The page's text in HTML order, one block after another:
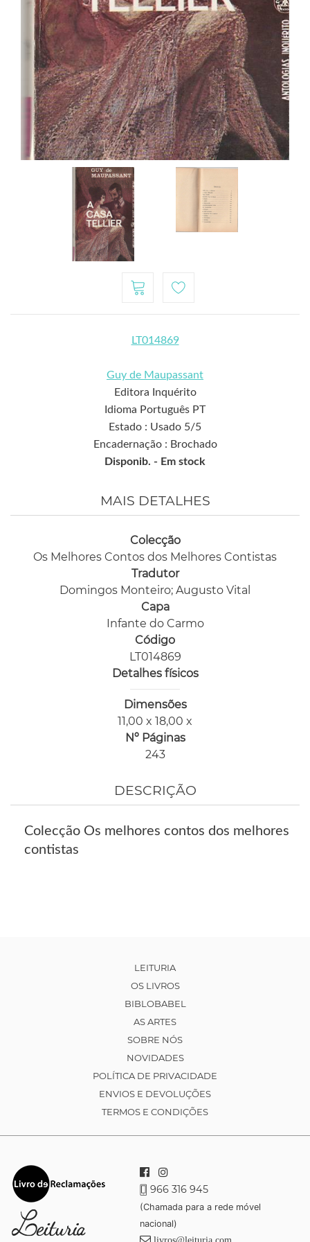
LT014869
Guy de Maupassant
Editora Inquérito
Idioma Português PT
Estado : Usado 5/5
Encadernação : Brochado
Disponib. - Em stock
MAIS DETALHES
Colecção
Os Melhores Contos dos Melhores Contistas
Tradutor
Domingos Monteiro; Augusto Vital
Capa
Infante do Carmo
Código
LT014869
Detalhes físicos
Dimensões
11,00 x 18,00 x
Nº Páginas
243
DESCRIÇÃO
Colecção Os melhores contos dos melhores
contistas
LEITURIA
OS LIVROS
BIBLOBABEL
AS ARTES
SOBRE NÓS
NOVIDADES
POLÍTICA DE PRIVACIDADE
ENVIOS E DEVOLUÇÕES
TERMOS E CONDIÇÕES
966 316 945
(Chamada para a rede móvel
nacional)
livros@leituria.com